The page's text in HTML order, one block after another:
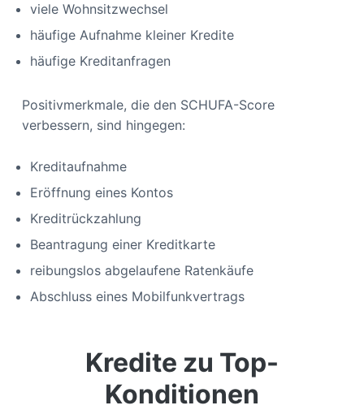
viele Wohnsitzwechsel
häufige Aufnahme kleiner Kredite
häufige Kreditanfragen
Positivmerkmale, die den SCHUFA-Score
verbessern, sind hingegen:
Kreditaufnahme
Eröffnung eines Kontos
Kreditrückzahlung
Beantragung einer Kreditkarte
reibungslos abgelaufene Ratenkäufe
Abschluss eines Mobilfunkvertrags
Kredite zu Top-
Konditionen